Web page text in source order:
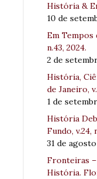
História &
10 de
Em Tempos
n.43, 2024.
2 de
História,
de Janeiro,
1 de
História
Fundo, v.24,
31 de
Fronteiras –
História.